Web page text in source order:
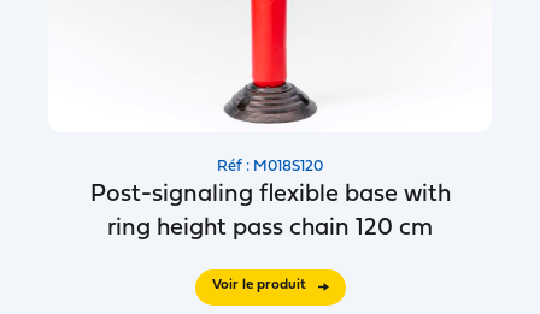
Réf : M018S120
Post-signaling flexible base with
ring height pass chain 120 cm
Voir le produit